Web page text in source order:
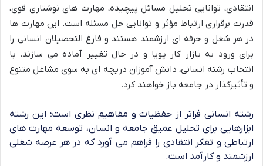
انتقادی، توانایی تحلیل مسائل پیچیده، مهارت های نوشتاری قوی،
قدرت برقراری ارتباط مؤثر و توانایی حل مسئله است. این مهارت ها
در هر شغل و حرفه ای ارزشمند هستند و فارغ التحصیلان انسانی را
برای ورود به بازار کار پویا و در حال تغییر آماده می سازند. با
انتخاب رشته انسانی، دانش آموزان دریچه ای به سوی مشاغل متنوع
و تأثیرگذار در جامعه باز خواهند کرد.
رشته انسانی فراتر از حفظیات و مفاهیم نظری است؛ این رشته
ابزارهایی برای تحلیل عمیق جامعه و انسان، توسعه مهارت های
ارتباطی و تفکر انتقادی را فراهم می آورد که در هر عرصه شغلی
ارزشمند و کارآمد است.